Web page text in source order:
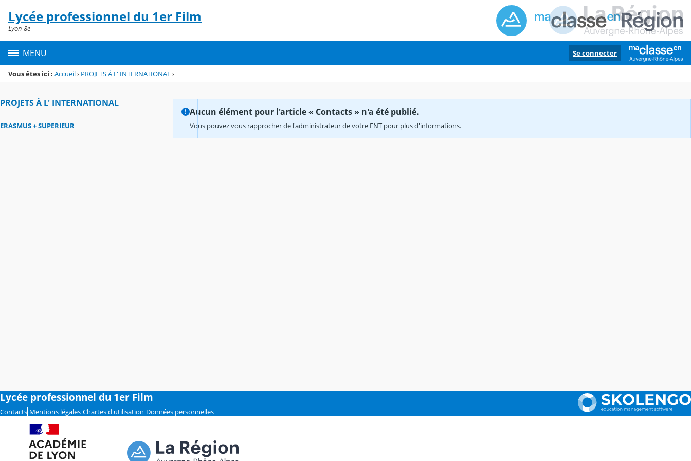
Menu de la rubrique
Contenu
Lycée professionnel du 1er Film
Lyon 8e
MENU Se connecter
Vous êtes ici : Accueil› PROJETS À L' INTERNATIONAL›
PROJETS À L' INTERNATIONAL
ERASMUS + SUPERIEUR
Aucun élément pour l'article « Contacts » n'a été publié.
Vous pouvez vous rapprocher de l'administrateur de votre ENT pour plus d'informations.
Lycée professionnel du 1er Film
Contacts Mentions légales Chartes d'utilisation Données personnelles